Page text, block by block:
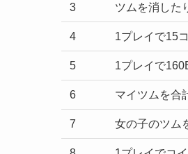
3 ツムを消した
4 1プレイで15
5 1プレイで
6 マイツムを合
7 女の子のツム